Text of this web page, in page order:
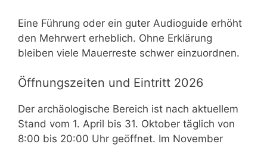
Eine Führung oder ein guter Audioguide erhöht
den Mehrwert erheblich. Ohne Erklärung
bleiben viele Mauerreste schwer einzuordnen.
Öffnungszeiten und Eintritt 2026
Der archäologische Bereich ist nach aktuellem
Stand vom 1. April bis 31. Oktober täglich von
8:00 bis 20:00 Uhr geöffnet. Im November